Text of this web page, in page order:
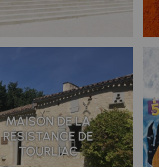
MAISON DE LA
RÉSISTANCE DE
TOURLIAC